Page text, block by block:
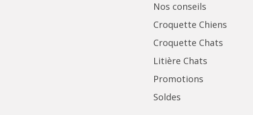
Nos conseils
Croquette Chiens
Croquette Chats
Litière Chats
Promotions
Soldes